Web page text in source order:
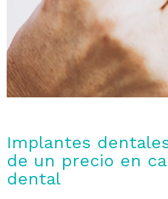
Implantes
de un precio en
dental